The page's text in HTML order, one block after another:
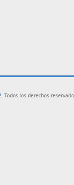
. Todos los derechos